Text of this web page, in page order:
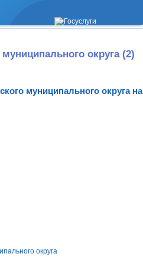
округа (2)
муниципального округа на
округа